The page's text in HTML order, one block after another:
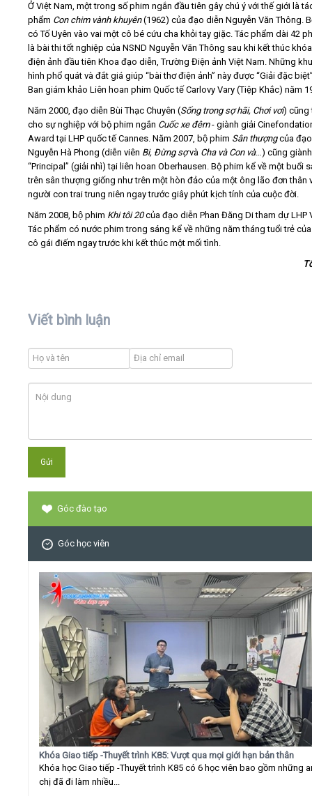
Ở Việt Nam, một trong số phim ngắn đầu tiên gây chú ý với thế giới là
phẩm Con chim vành khuyên(1962) của đạo diễn Nguyễn Văn Thông.
có Tố Uyên vào vai một cô bé cứu cha khỏi tay giặc. Tác phẩm dài 42
là bài thi tốt nghiệp của NSND Nguyễn Văn Thông sau khi kết thúc
điện ảnh đầu tiên Khoa đạo diễn, Trường Điện ảnh Việt Nam. Những
hình phổ quát và đắt giá giúp “bài thơ điện ảnh” này được “Giải đặc
Ban giám khảo Liên hoan phim Quốc tế Carlovy Vary (Tiệp Khắc) năm
Năm 2000, đạo diễn Bùi Thạc Chuyên (Sống trong sợ hãi, Chơi vơi) cũng
cho sự nghiệp với bộ phim ngắn Cuốc xe đêm- giành giải
Award tại LHP quốc tế Cannes. Năm 2007, bộ phim Sân thượngcủa
Nguyễn Hà Phong (diễn viên Bi, Đừng sợvà Cha và Con và…) cũng giành
“Principal” (giải nhì) tại liên hoan Oberhausen. Bộ phim kể về một buổi
trên sân thượng giống như trên một hòn đảo của một ông lão đơn thân
người con trai trung niên ngay trước giây phút kịch tính của cuộc đời.
Năm 2008, bộ phim Khi tôi 20của đạo diễn Phan Đăng Di tham dự LHP
Tác phẩm có nước phim trong sáng kể về những năm tháng tuổi trẻ
cô gái điếm ngay trước khi kết thúc một mối tình.
Viết bình luận
Góc đào tạo
Góc học viên
Khóa Giao tiếp -Thuyết trình K85: Vượt qua mọi giới hạn bản thân
Khóa học Giao tiếp -Thuyết trình K85 có 6 học viên bao gồm những
chị đã đi làm nhiều...